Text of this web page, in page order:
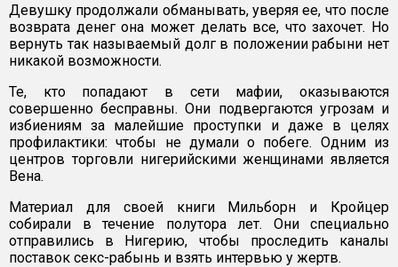
Девушку продолжали обманывать, уверяя ее, что после
возврата денег она может делать все, что захочет. Но
вернуть так называемый долг в положении рабыни нет
никакой возможности.
Те, кто попадают в сети мафии, оказываются
совершенно бесправны. Они подвергаются угрозам и
избиениям за малейшие проступки и даже в целях
профилактики: чтобы не думали о побеге. Одним из
центров торговли нигерийскими женщинами является
Вена.
Материал для своей книги Мильборн и Кройцер
собирали в течение полутора лет. Они специально
отправились в Нигерию, чтобы проследить каналы
поставок секс-рабынь и взять интервью у жертв.